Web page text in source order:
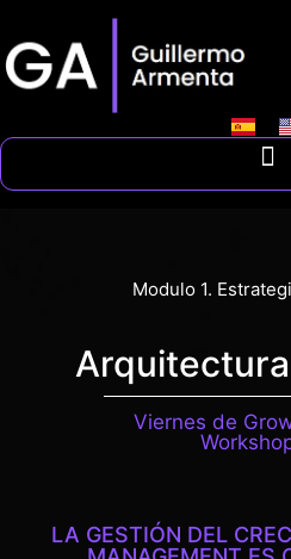
Modulo 1.
Viernes de
LA GESTIÓN DEL